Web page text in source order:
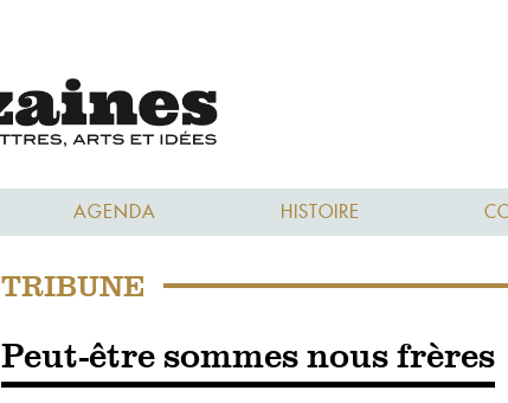
AGENDA HISTOIRE
TRIBUNE
Peut-être sommes nous frères